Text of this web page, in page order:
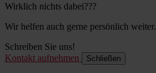
Wirklich nichts dabei???
Wir helfen auch gerne persönlich weiter.
Schreiben Sie uns!
Kontakt aufnehmen
Schließen